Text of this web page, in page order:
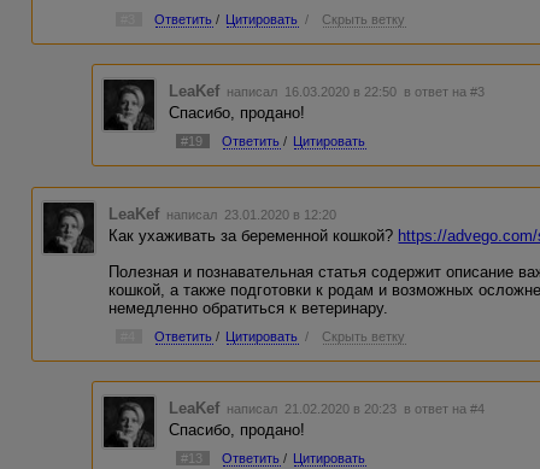
Ответить / Цитировать / Скрыть ветку
LeaKef написал 16.03.2020 в 22:50 в ответ на #3
Спасибо, продано!
#19 Ответить / Цитировать
LeaKef написал 23.01.2020 в 12:20
Как ухаживать за беременной кошкой? https://
Полезная и познавательная статья содержит описание
кошкой, а также подготовки к родам и возможных
немедленно обратиться к ветеринару.
Ответить / Цитировать / Скрыть ветку
LeaKef написал 21.02.2020 в 20:23 в ответ на #4
Спасибо, продано!
#13 Ответить / Цитировать